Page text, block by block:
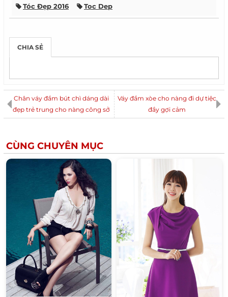
Tóc Đẹp 2016
Toc Dep
Kiểu Tóc Ngắn Uốn Xoăn Ngang Vai
Kiểu Tóc Ngắn Ngang Vai Uốn Cụp
Tóc Nhuộm Màu Hạt Dẻ Đẹp
Váy Đầm Liền Thân Đẹp
Những Kiểu Tóc Nhuộm Đẹp
Áo Khoác Nữ Đẹp
Tóc Sao Hàn Quốc
Tóc Búi Đẹp
Cách Mix Đồ Nam Đẹp
Cách Trang Điểm
Thời Trang Nam Hàn Quốc Đẹp
Vẽ Móng Tay Đẹp
Tóc Mái Đẹp
Chăm Sóc Tóc Đẹp
Trang Điểm
Mix Đồ Nam
Cách Làm Tóc Đẹp
Tóc Nam Vuốt Dựng Đẹp
Tóc Cô Dâu Đẹp
Tóc Nam Trẻ Đẹp
Búi Tóc Đẹp
Tóc Nhuộm Đẹp
Thực Đơn Ăn Kiêng
Những Kiểu Móng Tay Đẹp
Những Kiểu Nail Đẹp
Tóc Uốn Đẹp
Tóc Ngang Vai Đẹp
Bộ Sưu Tập Thời Trang Nam Đẹp
CHIA SẺ
Chân váy đầm bút chì dáng dài
đẹp trẻ trung cho nàng công sở
Váy đầm xòe cho nàng đi dự tiệc
đầy gợi cảm
CÙNG CHUYÊN MỤC